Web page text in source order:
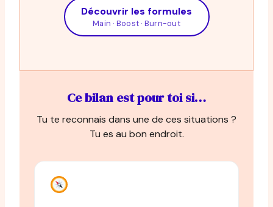
Découvrir les formules
Main · Boost · Burn-out
Ce bilan est pour toi si…
Tu te reconnais dans une de ces situations ?
Tu es au bon endroit.